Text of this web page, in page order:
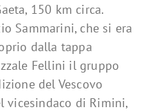
150 km circa.
Sammarini, che si era
dalla tappa
Fellini il gruppo
del Vescovo
vicesindaco di Rimini,